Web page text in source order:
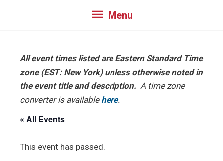
Menu
Menu
All event times listed are Eastern Standard Time
zone (EST: New York) unless otherwise noted in
the event title and description. A time zone
converter is available here.
« All Events
This event has passed.